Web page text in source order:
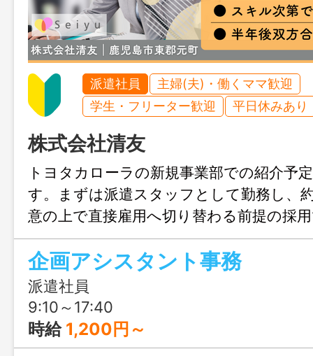
派遣社員
主婦(夫)・働くママ歓迎
学生・フリーター歓迎
平日休みあり
株式会社清友
トヨタカローラの新規事業部での紹介予
す。まずは派遣スタッフとして勤務し、
意の上で直接雇用へ切り替わる前提の採
（日・月休み）＆残業月5時間程度と少な
ートとの両立も安心。Word・Excelの基
OKですが、入出金管理や請求業務など幅
るため、事務スキルをさらに高めたい方
す。「安定して長く働きたい」「将来的
用を目指したい」そんな方にぴったりの
企画アシスタント事務
派遣社員
9:10～17:40
時給 1,200円～